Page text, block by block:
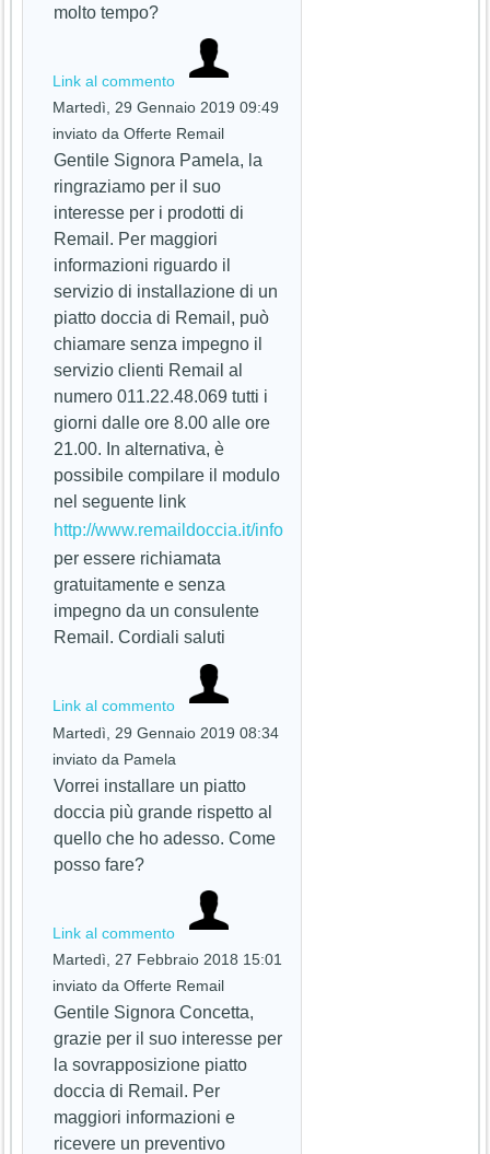
molto tempo?
Link al commento
Martedì, 29 Gennaio 2019 09:49
inviato da Offerte Remail
Gentile Signora Pamela, la
ringraziamo per il suo
interesse per i prodotti di
Remail. Per maggiori
informazioni riguardo il
servizio di installazione di un
piatto doccia di Remail, può
chiamare senza impegno il
servizio clienti Remail al
numero 011.22.48.069 tutti i
giorni dalle ore 8.00 alle ore
21.00. In alternativa, è
possibile compilare il modulo
nel seguente link
http://www.remaildoccia.it/info
per essere richiamata
gratuitamente e senza
impegno da un consulente
Remail. Cordiali saluti
Link al commento
Martedì, 29 Gennaio 2019 08:34
inviato da Pamela
Vorrei installare un piatto
doccia più grande rispetto al
quello che ho adesso. Come
posso fare?
Link al commento
Martedì, 27 Febbraio 2018 15:01
inviato da Offerte Remail
Gentile Signora Concetta,
grazie per il suo interesse per
la sovrapposizione piatto
doccia di Remail. Per
maggiori informazioni e
ricevere un preventivo